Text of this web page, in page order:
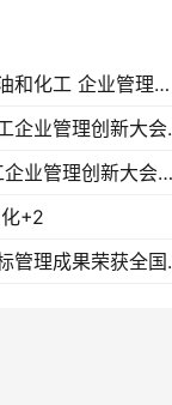
关于发布和推广第十七届全国石油和化工 企业管理创新成果的通知
王述纲在
关于召开2025年全国石油和化工企业管理创新大会的通知
+2
喜报！山东海